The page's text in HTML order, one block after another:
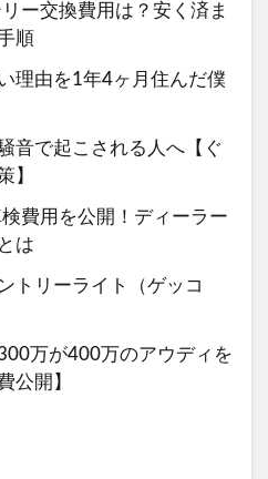
ー交換費用は？安く済ま
順
理由を1年4ヶ月住んだ僕
音で起こされる人へ【ぐ
】
費用を公開！ディーラー
は
トリーライト（ゲッコ
万が400万のアウディを
公開】